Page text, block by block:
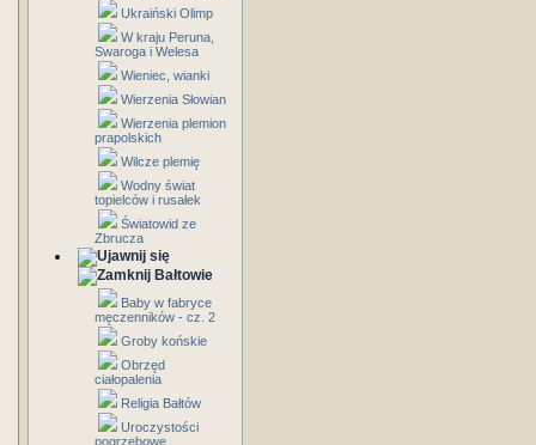
Ukraiński Olimp
W kraju Peruna,
Swaroga i Welesa
Wieniec, wianki
Wierzenia Słowian
Wierzenia plemion
prapolskich
Wilcze plemię
Wodny świat
topielców i rusałek
Światowid ze
Zbrucza
Bałtowie
Baby w fabryce
męczenników - cz. 2
Groby końskie
Obrzęd
ciałopalenia
Religia Bałtów
Uroczystości
pogrzebowe